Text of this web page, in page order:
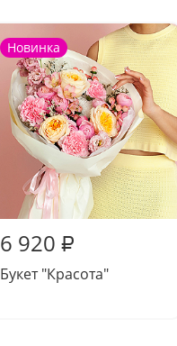
Новинка
6 920 ₽
Букет "Красота"